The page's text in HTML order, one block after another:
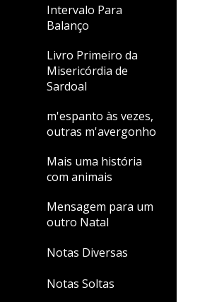
Intervalo Para
Balanço
Livro Primeiro da
Misericórdia de
Sardoal
m'espanto às vezes,
outras m'avergonho
Mais uma história
com animais
Mensagem para um
outro Natal
Notas Diversas
Notas Soltas